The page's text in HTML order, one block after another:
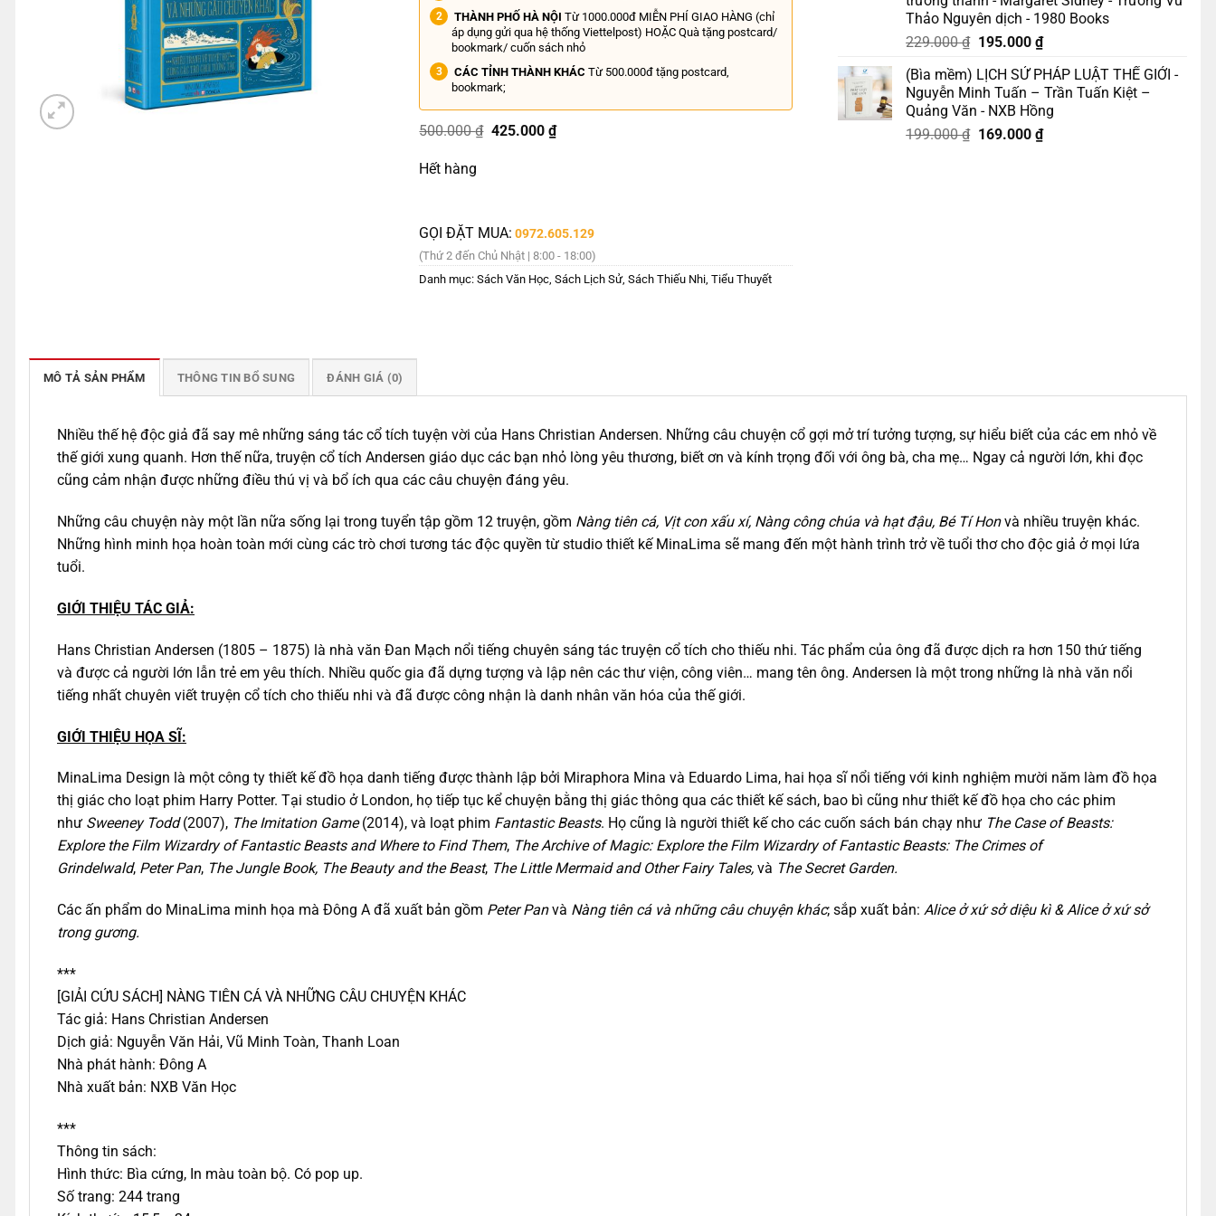
THÀNH PHỐ HÀ NỘI Từ 1000.000đ MIỄN PHÍ GIAO HÀNG (chỉ
áp dụng gửi qua hệ thống Viettelpost) HOẶC Quà tặng postcard/
bookmark/ cuốn sách nhỏ
CÁC TỈNH THÀNH KHÁC Từ 500.000đ tặng postcard,
bookmark;
500.000₫ Giá
425.000₫Giá
Hết hàng
GỌI ĐẶT MUA: 0972.605.129
(Thứ 2 đến Chủ Nhật | 8:00 - 18:00)
Danh mục:Sách Văn Học,Sách Lịch Sử,Sách Thiếu Nhi,Tiểu Thuyết
Thảo Nguyên dịch - 1980 Books
229.000₫ Giá
là:
229.000 ₫.
195.000 ₫Giá
tại
là:
195.000 ₫.
(Bìa mềm) LỊCH SỬ PHÁP LUẬT THẾ GIỚI -
Nguyễn Minh Tuấn – Trần Tuấn Kiệt –
Quảng Văn - NXB Hồng
199.000₫ Giá
169.000 ₫Giá
MÔ TẢ SẢN PHẨM THÔNG TIN BỔ SUNG ĐÁNH GIÁ (0)
Nhiều thế hệ độc giả đã say mê những sáng tác cổ tích tuyện vời của Hans Christian Andersen. Những câu chuyện cổ gợi mở trí tưởng tượng, sự hiểu biết của các em nhỏ về
thế giới xung quanh. Hơn thế nữa, truyện cổ tích Andersen giáo dục các bạn nhỏ lòng yêu thương, biết ơn và kính trọng đối với ông bà, cha mẹ… Ngay cả người lớn, khi đọc
cũng cảm nhận được những điều thú vị và bổ ích qua các câu chuyện đáng yêu.
Những câu chuyện này một lần nữa sống lại trong tuyển tập gồm 12 truyện, gồm Nàng tiên cá, Vịt con xấu xí, Nàng công chúa và hạt đậu, Bé Tí Honvà nhiều truyện khác.
Những hình minh họa hoàn toàn mới cùng các trò chơi tương tác độc quyền từ studio thiết kế MinaLima sẽ mang đến một hành trình trở về tuổi thơ cho độc giả ở mọi lứa
tuổi.
GIỚI THIỆU TÁC GIẢ:
Hans Christian Andersen (1805 – 1875) là nhà văn Đan Mạch nổi tiếng chuyên sáng tác truyện cổ tích cho thiếu nhi. Tác phẩm của ông đã được dịch ra hơn 150 thứ tiếng
và được cả người lớn lẫn trẻ em yêu thích. Nhiều quốc gia đã dựng tượng và lập nên các thư viện, công viên… mang tên ông. Andersen là một trong những là nhà văn nổi
tiếng nhất chuyên viết truyện cổ tích cho thiếu nhi và đã được công nhận là danh nhân văn hóa của thế giới.
GIỚI THIỆU HỌA SĨ:
MinaLima Design là một công ty thiết kế đồ họa danh tiếng được thành lập bởi Miraphora Mina và Eduardo Lima, hai họa sĩ nổi tiếng với kinh nghiệm mười năm làm đồ họa
thị giác cho loạt phim Harry Potter. Tại studio ở London, họ tiếp tục kể chuyện bằng thị giác thông qua các thiết kế sách, bao bì cũng như thiết kế đồ họa cho các phim
như Sweeney Todd(2007), The Imitation Game(2014), và loạt phim Fantastic Beasts. Họ cũng là người thiết kế cho các cuốn sách bán chạy như The Case of Beasts:
Explore the Film Wizardry of Fantastic Beasts and Where to Find Them, The Archive of Magic: Explore the Film Wizardry of Fantastic Beasts: The Crimes of
Grindelwald, Peter Pan, The Jungle Book, The Beauty and the Beast, The Little Mermaid and Other Fairy Tales, và The Secret Garden.
Các ấn phẩm do MinaLima minh họa mà Đông A đã xuất bản gồm Peter Panvà Nàng tiên cá và những câu chuyện khác; sắp xuất bản: Alice ở xứ sở diệu kì & Alice ở xứ sở
trong gương.
***
[GIẢI CỨU SÁCH] NÀNG TIÊN CÁ VÀ NHỮNG CÂU CHUYỆN KHÁC
Tác giả: Hans Christian Andersen
Dịch giả: Nguyễn Văn Hải, Vũ Minh Toàn, Thanh Loan
Nhà phát hành: Đông A
Nhà xuất bản: NXB Văn Học
***
Thông tin sách:
Hình thức: Bìa cứng, In màu toàn bộ. Có pop up.
Số trang: 244 trang